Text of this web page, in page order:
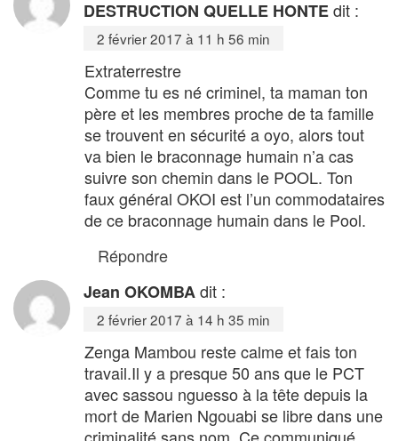
DESTRUCTION QUELLE HONTEdit :
2 février 2017 à 11 h 56 min
Extraterrestre
Comme tu es né criminel, ta maman ton
père et les membres proche de ta famille
se trouvent en sécurité a oyo, alors tout
va bien le braconnage humain n’a cas
suivre son chemin dans le POOL. Ton
faux général OKOI est l’un commodataires
de ce braconnage humain dans le Pool.
Répondre
Jean OKOMBAdit :
2 février 2017 à 14 h 35 min
Zenga Mambou reste calme et fais ton
travail.Il y a presque 50 ans que le PCT
avec sassou nguesso à la tête depuis la
mort de Marien Ngouabi se libre dans une